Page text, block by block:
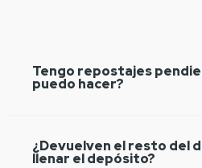
Tengo repostajes
puedo hacer?
¿Devuelven el resto del
llenar el depósito?